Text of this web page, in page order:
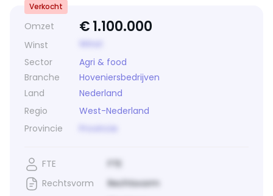
Omzet €1.100.000
Winst
Sector
Agri & food
Branche
Hoveniersbedrijven
Land
Nederland
Regio
West-Nederland
Provincie
Provincie
Verkocht
FTE
FTE
Rechtsvorm
Rechtsvorm